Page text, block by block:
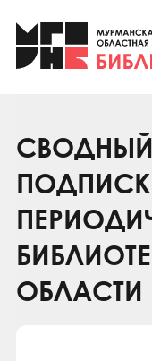
Клуб «Гиря
Клуб
Коллегам
Контакты
ОБЛАСТИ